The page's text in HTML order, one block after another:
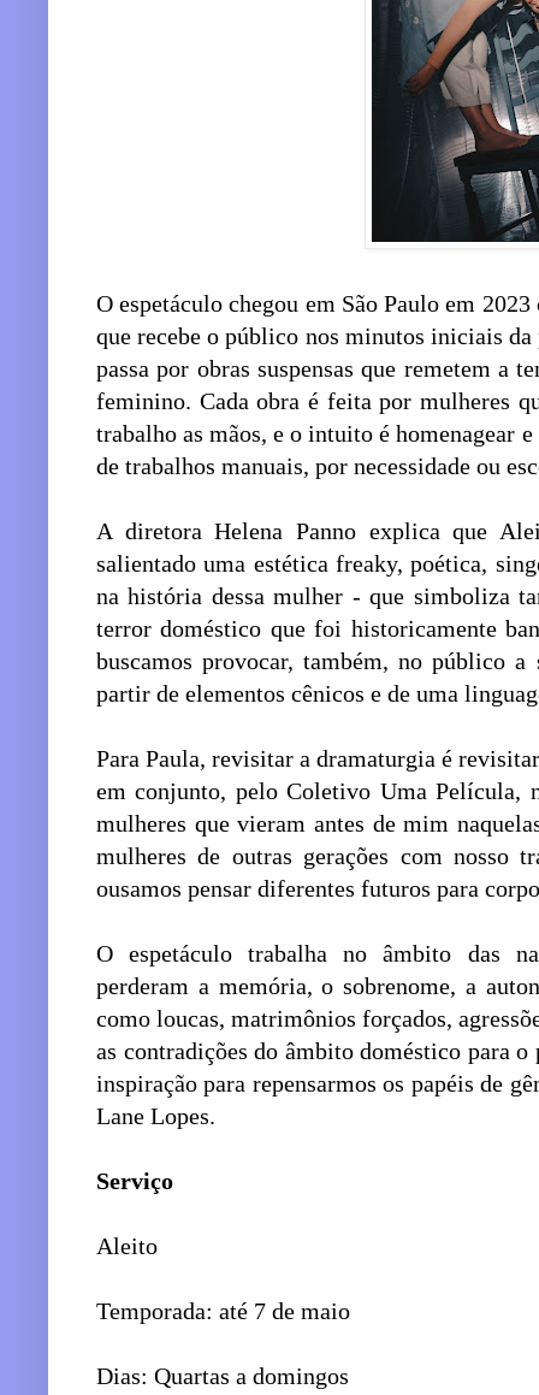
O espetáculo chegou em São Paulo em
que recebe o público nos minutos iniciais
passa por obras suspensas que remetem a
feminino. Cada obra é feita por mulheres
trabalho as mãos, e o intuito é homenagear
de trabalhos manuais, por necessidade ou
A diretora Helena Panno explica que
salientado uma estética freaky, poética,
na história dessa mulher - que simboliza
terror doméstico que foi historicamente
buscamos provocar, também, no público a
partir de elementos cênicos e de uma
Para Paula, revisitar a dramaturgia é
em conjunto, pelo Coletivo Uma Película,
mulheres que vieram antes de mim
mulheres de outras gerações com nosso
ousamos pensar diferentes futuros para
O espetáculo trabalha no âmbito das
perderam a memória, o sobrenome, a
como loucas, matrimônios forçados,
as contradições do âmbito doméstico para
inspiração para repensarmos os papéis de
Lane Lopes.
Serviço
Aleito
Temporada: até 7 de maio
Dias: Quartas a domingos